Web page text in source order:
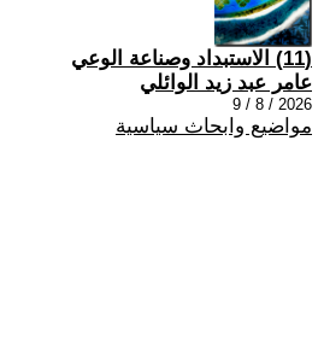
(11) الاستبداد وصناعة الوعي
عامر عبد زيد الوائلي
2026 / 8 / 9
مواضيع وابحاث سياسية